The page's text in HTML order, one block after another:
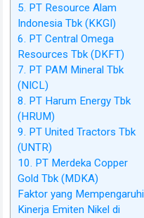
5. PT Resource Alam
Indonesia Tbk (KKGI)
6. PT Central Omega
Resources Tbk (DKFT)
7. PT PAM Mineral Tbk
(NICL)
8. PT Harum Energy Tbk
(HRUM)
9. PT United Tractors Tbk
(UNTR)
10. PT Merdeka Copper
Gold Tbk (MDKA)
Faktor yang Mempengaruhi
Kinerja Emiten Nikel di